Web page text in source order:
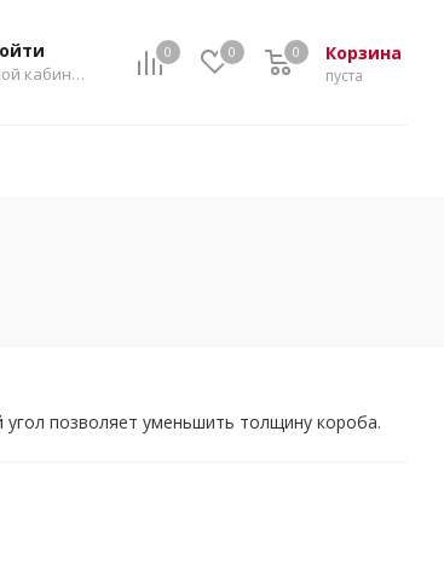
0 0 Корзина
0
пуста
0
Мой кабинет
позволяет уменьшить толщину короба.